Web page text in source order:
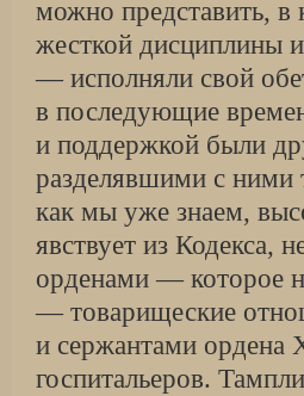
можно представить,
жесткой дисциплины
— исполняли свой
в последующие
и поддержкой были
разделявшими с ними
как мы уже знаем,
явствует из Кодек­са,
орденами — которое
— това­рищеские
и сержантами ордена
госпитальеров.